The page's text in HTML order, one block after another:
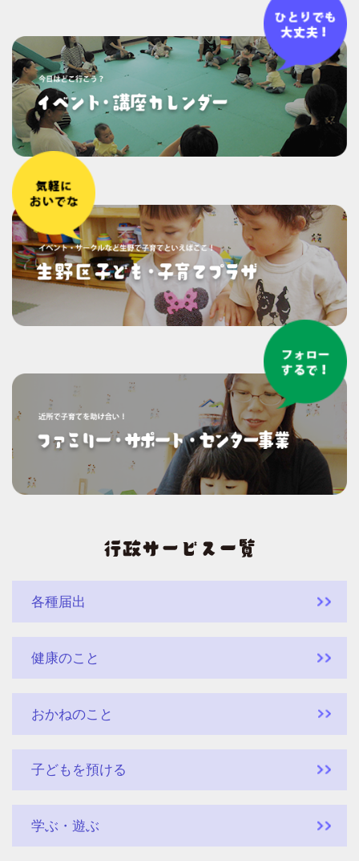
各種届出
健康のこと
おかねのこと
子どもを預ける
学ぶ・遊ぶ